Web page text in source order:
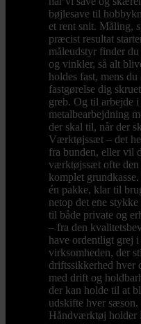
bøjlesave til
et rent snit. Måling,
præcist resultat
måleudstyr finder
og vinkler, så alt
holdes fast, mens
fastgørelse dig
greb. Og til arbejde
metalbearbejdning
der skal til, når der
Værktøjssæt – det
fra bunden, eller vil
værktøjssæt ofte den
komplet
én pakke, klar til
netop det ene
til både private og
– fra den
have ordentligt grej
virksomheden, der
driftssikkerhed hver
med drift og
der kan holde til at
udskifte hver
Håndværktøj holder